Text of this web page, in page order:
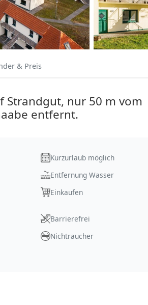
& Preis
Strandgut, nur 50 m vom
entfernt.
Kurzurlaub möglich
Entfernung Wasser
Einkaufen
Barrierefrei
Nichtraucher